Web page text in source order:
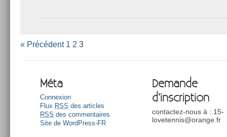
« Précédent 1 2 3
Méta
Connexion
Flux RSS des articles
RSS des commentaires
Site de WordPress-FR
Demande
d’inscription
contactez-nous à : 15-
lovetennis@orange.fr